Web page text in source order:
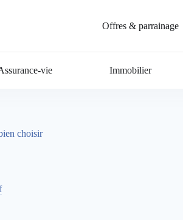
Offres & parrainage
vie Immobilier
choisir